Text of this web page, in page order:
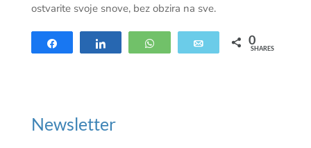
ostvarite svoje snove, bez obzira na sve.
WhatsApp Email 0
SHARES
Newsletter